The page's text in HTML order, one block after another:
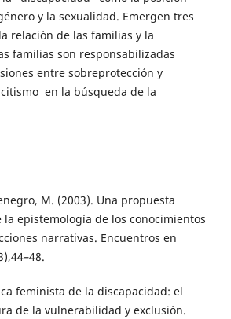
y la sexualidad. Emergen tres
relación de las familias y la
familias son responsabilizadas
entre sobreprotección y
en la búsqueda de la
M. (2003). Una propuesta
la epistemología de los conocimientos
narrativas. Encuentros en
feminista de la discapacidad: el
de la vulnerabilidad y exclusión.